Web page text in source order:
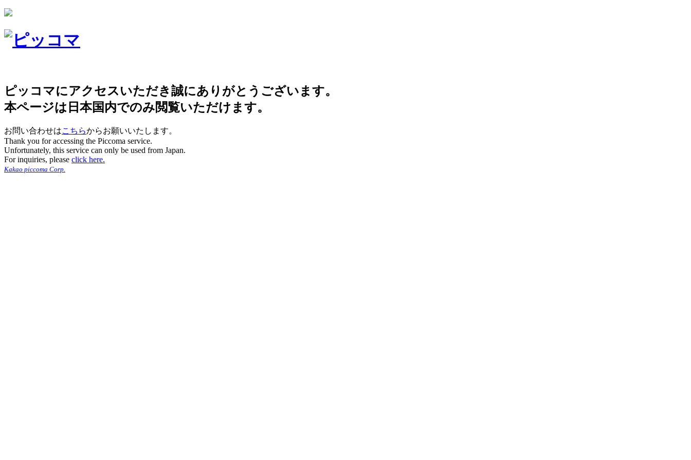
ピッコマにアクセスいただき誠にありがとうございます。
本ページは日本国内でのみ閲覧いただけます。
お問い合わせはこちらからお願いいたします。
Thank you for accessing the Piccoma service.
Unfortunately, this service can only be used from Japan.
For inquiries, please click here.
Kakao piccoma Corp.